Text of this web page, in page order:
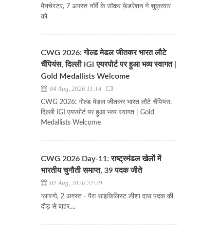
मैनचेस्टर, 7 अगस्त नॉर्वे के सॉकर फ़ेडरेशन ने शुक्रवार
को
CWG 2026: गोल्ड मेडल जीतकर भारत लौटे
चैंपियंस, दिल्ली IGI एयरपोर्ट पर हुआ भव्य स्वागत |
Gold Medallists Welcome
04 Aug, 2026 11:14
CWG 2026: गोल्ड मेडल जीतकर भारत लौटे चैंपियंस,
दिल्ली IGI एयरपोर्ट पर हुआ भव्य स्वागत | Gold
Medallists Welcome
CWG 2026 Day-11: राष्ट्रमंडल खेलों में
भारतीय चुनौती समाप्त, 39 पदक जीते
02 Aug, 2026 22:29
ग्लास्गो, 2 अगस्त - पैरा साइकिलिस्ट लीशा दास पदक की
दौड़ से बाहर....